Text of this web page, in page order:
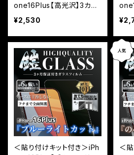
one16Plus【高光沢】3カ月
保証付き『ガラスフィルム
鎧』全面フルカバー（黒フチ
タイプ）
¥2,530
ット
フ
（黒
＜貼り付けキット付き＞iPh
＜